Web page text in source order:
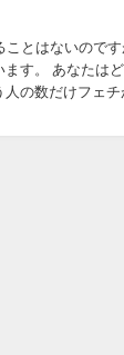
とはないのです
す。 あなたは
の数だけフェチ